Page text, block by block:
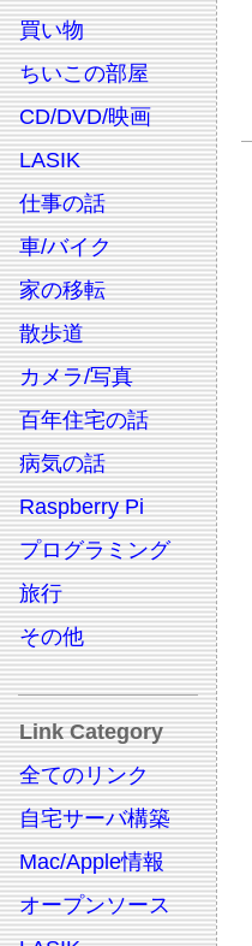
買い物
ちいこの部屋
CD/DVD/映画
LASIK
仕事の話
車/バイク
家の移転
散歩道
カメラ/写真
百年住宅の話
病気の話
Raspberry Pi
プログラミング
旅行
その他
Link Category
全てのリンク
自宅サーバ構築
Mac/Apple情報
オープンソース